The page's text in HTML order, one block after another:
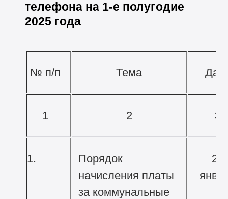
телефона на 1-е полугодие
2025 года
№ п/п Тема
1 2 3
1.
Порядок
начисления платы
за коммунальные
22